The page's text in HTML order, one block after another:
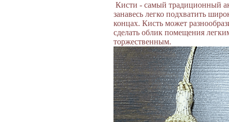
Кисти - самый традиционный
занавесь легко подхватить
концах. Кисть может
сделать облик помещения
торжественным.